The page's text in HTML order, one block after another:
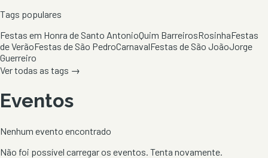
Tags populares
Festas em Honra de Santo AntonioQuim BarreirosRosinhaFestas
de VerãoFestas de São PedroCarnavalFestas de São JoãoJorge
Guerreiro
Ver todas as tags →
Eventos
Nenhum evento encontrado
Não foi possível carregar os eventos. Tenta novamente.